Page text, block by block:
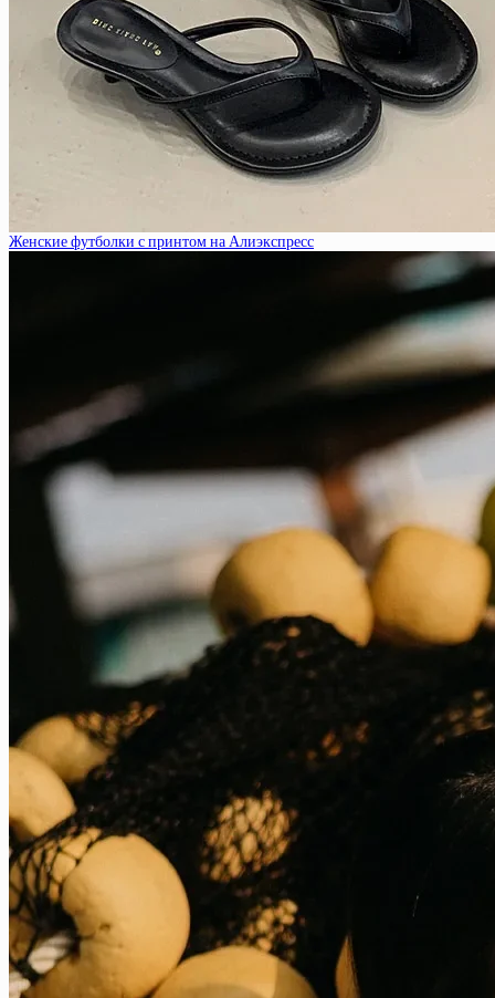
Женские футболки с принтом на Алиэкспресс